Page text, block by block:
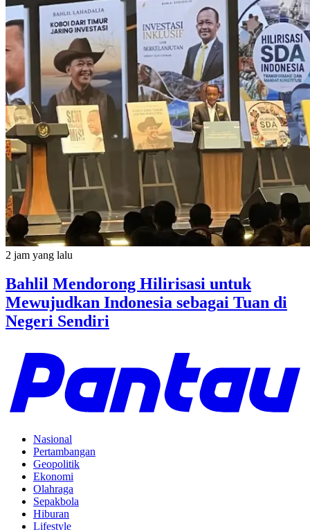
2 jam yang lalu
Bahlil Mendorong Hilirisasi untuk
Mewujudkan Indonesia sebagai Tuan di
Negeri Sendiri
Nasional
Pertambangan
Geopolitik
Ekonomi
Olahraga
Sepakbola
Hiburan
Lifestyle